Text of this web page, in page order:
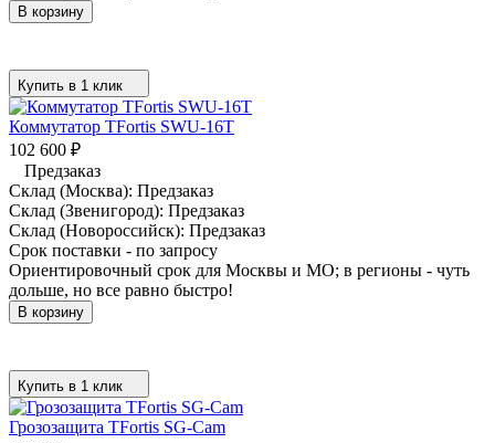
В корзину
Купить в 1 клик
Коммутатор TFortis SWU-16T
102 600 ₽
Предзаказ
Склад (Москва): Предзаказ
Склад (Звенигород): Предзаказ
Склад (Новороссийск): Предзаказ
Срок поставки - по запросу
Ориентировочный срок для Москвы и МО; в регионы - чуть
дольше, но все равно быстро!
В корзину
Купить в 1 клик
Грозозащита TFortis SG-Cam